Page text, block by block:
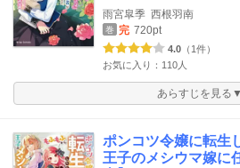
雨宮皐季 西根羽南
巻 完 720pt
4.0 （1件）
お気に入り：110人
あらすじを見る▼
ポンコツ令嬢に転生
王子のメシウマ嫁に